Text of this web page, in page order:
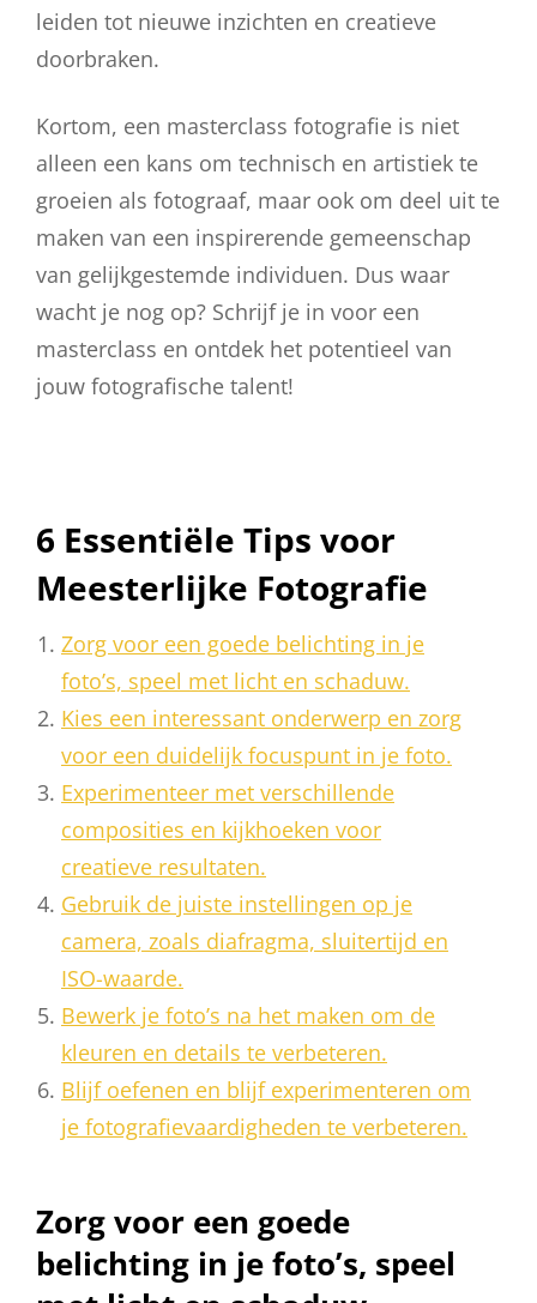
leiden tot nieuwe inzichten en creatieve
doorbraken.
Kortom, een masterclass fotografie is niet
alleen een kans om technisch en artistiek te
groeien als fotograaf, maar ook om deel uit te
maken van een inspirerende gemeenschap
van gelijkgestemde individuen. Dus waar
wacht je nog op? Schrijf je in voor een
masterclass en ontdek het potentieel van
jouw fotografische talent!
6 Essentiële Tips voor
Meesterlijke Fotografie
Zorg voor een goede belichting in je
foto’s, speel met licht en schaduw.
Kies een interessant onderwerp en zorg
voor een duidelijk focuspunt in je foto.
Experimenteer met verschillende
composities en kijkhoeken voor
creatieve resultaten.
Gebruik de juiste instellingen op je
camera, zoals diafragma, sluitertijd en
ISO-waarde.
Bewerk je foto’s na het maken om de
kleuren en details te verbeteren.
Blijf oefenen en blijf experimenteren om
je fotografievaardigheden te verbeteren.
Zorg voor een goede
belichting in je foto’s, speel